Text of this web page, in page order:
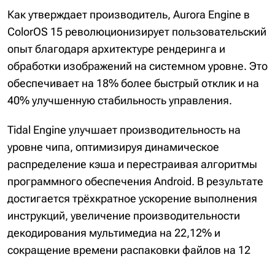
Как утверждает производитель, Aurora Engine в
ColorOS 15 революционизирует пользовательский
опыт благодаря архитектуре рендеринга и
обработки изображений на системном уровне. Это
обеспечивает на 18% более быстрый отклик и на
40% улучшенную стабильность управления.
Tidal Engine улучшает производительность на
уровне чипа, оптимизируя динамическое
распределение кэша и перестраивая алгоритмы
программного обеспечения Android. В результате
достигается трёхкратное ускорение выполнения
инструкций, увеличение производительности
декодирования мультимедиа на 22,12% и
сокращение времени распаковки файлов на 12